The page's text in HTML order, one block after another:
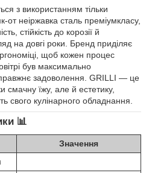
з використанням тільки
от неіржавка сталь преміумкласу,
стійкість до корозії й
на довгі роки. Бренд приділяє
щоб кожен процес
був максимально
задоволення. GRILLI — це
смачну їжу, але й естетику,
свого кулінарного обладнання.
📊
Значення